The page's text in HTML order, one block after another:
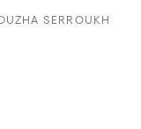
SERROUKH